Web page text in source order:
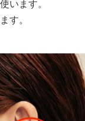
います。
す。